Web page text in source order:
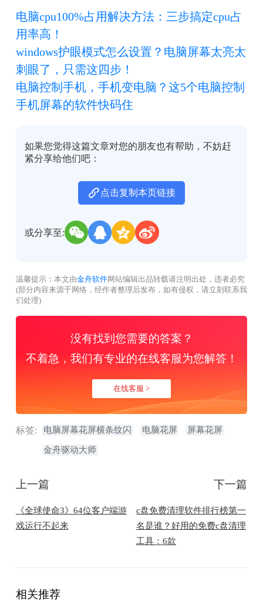
电脑cpu100%占用解决方法：三步搞定cpu占
用率高！
windows护眼模式怎么设置？电脑屏幕太亮太
刺眼了，只需这四步！
电脑控制手机，手机变电脑？这5个电脑控制
手机屏幕的软件快码住
如果您觉得这篇文章对您的朋友也有帮助，不妨赶
紧分享给他们吧：
点击复制本页链接
或分享至:
温馨提示：本文由金舟软件网站编辑出品转载请注明出处，违者必究
(部分内容来源于网络，经作者整理后发布，如有侵权，请立刻联系我
们处理)
没有找到您需要的答案？
不着急，我们有专业的在线客服为您解答！
在线客服 >
标签: 电脑屏幕花屏横条纹闪 电脑花屏 屏幕花屏
金舟驱动大师
上一篇
《全球使命3》64位客户端游
戏运行不起来
下一篇
c盘免费清理软件排行榜第一
名是谁？好用的免费c盘清理
工具：6款
相关推荐